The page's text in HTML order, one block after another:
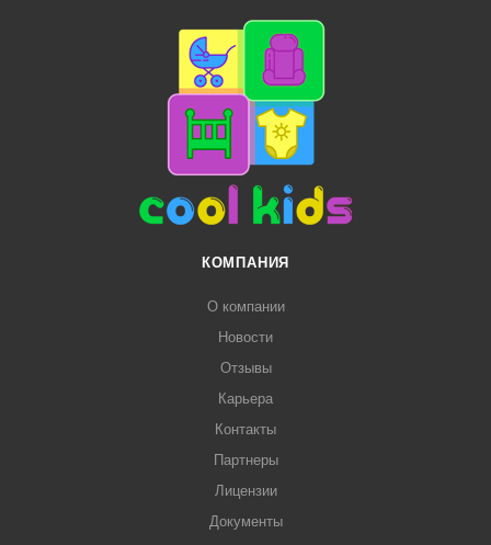
КОМПАНИЯ
О компании
Новости
Отзывы
Карьера
Контакты
Партнеры
Лицензии
Документы